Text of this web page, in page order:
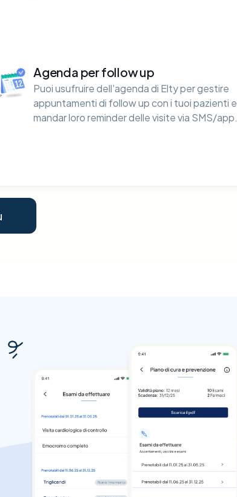
Agenda per follow up
Puoi usufruire dell'agenda di Elty per gestire
appuntamenti di follow up con i tuoi pazienti e
mandar loro reminder delle visite via SMS/app.